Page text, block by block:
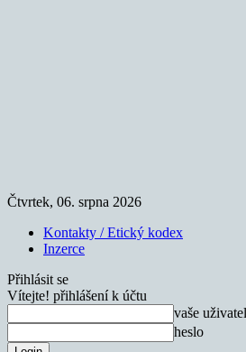
Čtvrtek, 06. srpna 2026
Kontakty / Etický kodex
Inzerce
Přihlásit se
Vítejte! přihlášení k účtu
vaše
heslo